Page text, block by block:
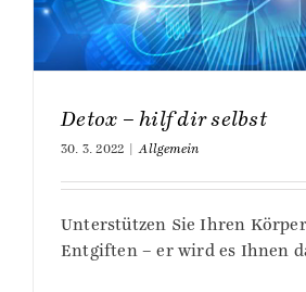
Detox – hilf dir selbst
30. 3. 2022 Allgemein
Unterstützen Sie Ihren
Entgiften – er wird es Ihnen